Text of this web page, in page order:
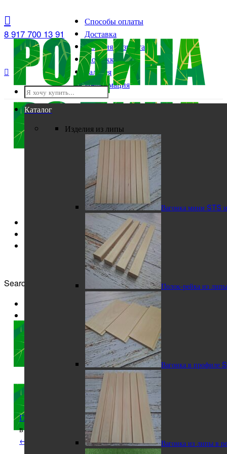
8 917 700 13 91
Способы оплаты
Доставка
Условия возврата
Мой аккаунт
Галерея
Информация
Search for:

Каталог
Изделия из липы
Вагонка мини STS
Полок-рейка из липы
Вагонка в профиле
Вагонка из липы в
Главная Интернет-магазин Липа/
Вагонка из липы
в реечном профиле
← ПредыдущийСледующий →